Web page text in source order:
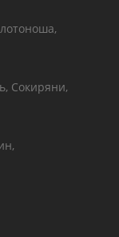
Сокиряни,